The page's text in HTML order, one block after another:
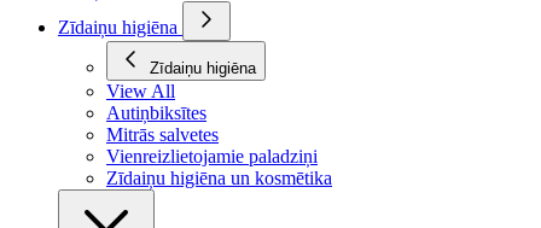
Zīdaiņu higiēna
Zīdaiņu higiēna
View All
Autiņbiksītes
Mitrās salvetes
Vienreizlietojamie paladziņi
Zīdaiņu higiēna un kosmētika